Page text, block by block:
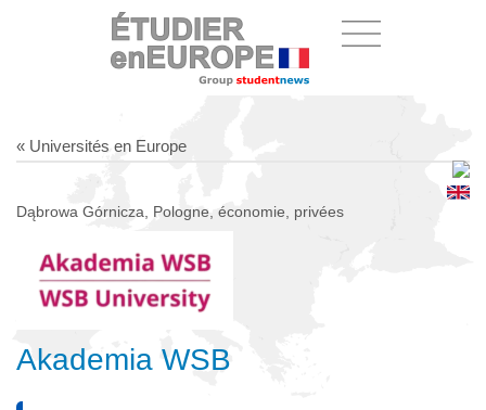
« Universités en Europe
Dąbrowa Górnicza, Pologne, économie, privées
Akademia WSB